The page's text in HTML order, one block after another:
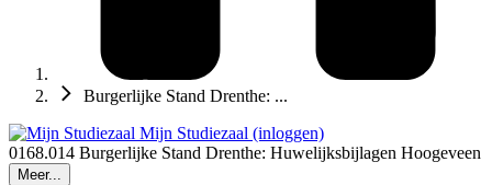
Burgerlijke Stand Drenthe: ...
Mijn Studiezaal (inloggen)
0168.014 Burgerlijke Stand Drenthe: Huwelijksbijlagen Hoogeveen
Meer...